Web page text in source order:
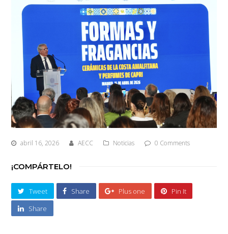
abril 16, 2026 AECC Noticias 0 Comments
¡COMPÁRTELO!
Tweet Share Plus one
Pin It
Share